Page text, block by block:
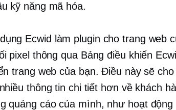
kỹ năng mã hóa.
Ecwid làm plugin cho trang web
pixel thông qua Bảng điều khiển
trang web của bạn. Điều này sẽ
thông tin chi tiết hơn về khách
quảng cáo của mình, như hoạt động